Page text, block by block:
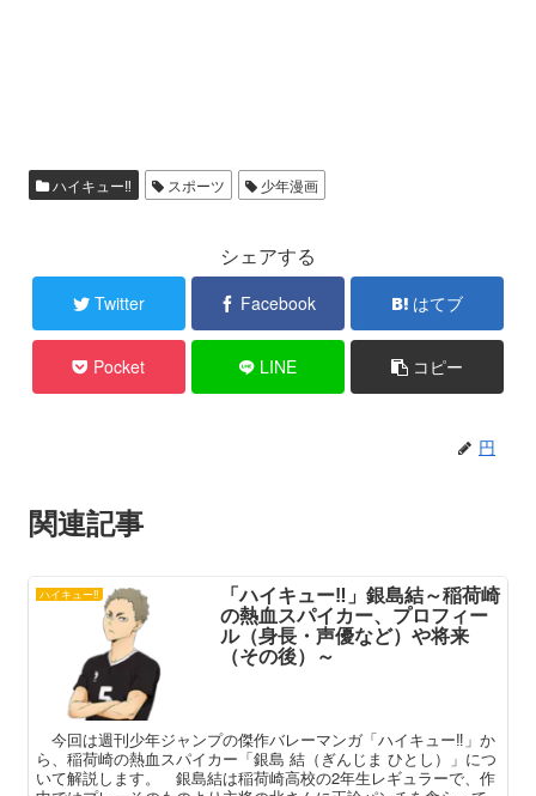
ハイキュー‼ スポーツ 少年漫画
シェアする
Twitter Facebook はてブ
Pocket LINE コピー
円
関連記事
ハイキュー‼ 「ハイキュー‼」銀島結～稲荷崎
の熱血スパイカー、プロフィー
ル（身長・声優など）や将来
（その後）～
今回は週刊少年ジャンプの傑作バレーマンガ「ハイキュー‼」か
ら、稲荷崎の熱血スパイカー「銀島 結（ぎんじま ひとし）」につ
いて解説します。 銀島結は稲荷崎高校の2年生レギュラーで、作